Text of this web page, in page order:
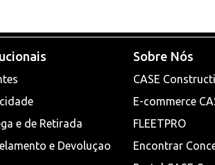
e de Retirada
e Devoluçao
Sobre Nós
CASE
E-commerce
FLEETPRO
Encontrar